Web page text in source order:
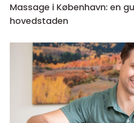
Massage i København: en
hovedstaden